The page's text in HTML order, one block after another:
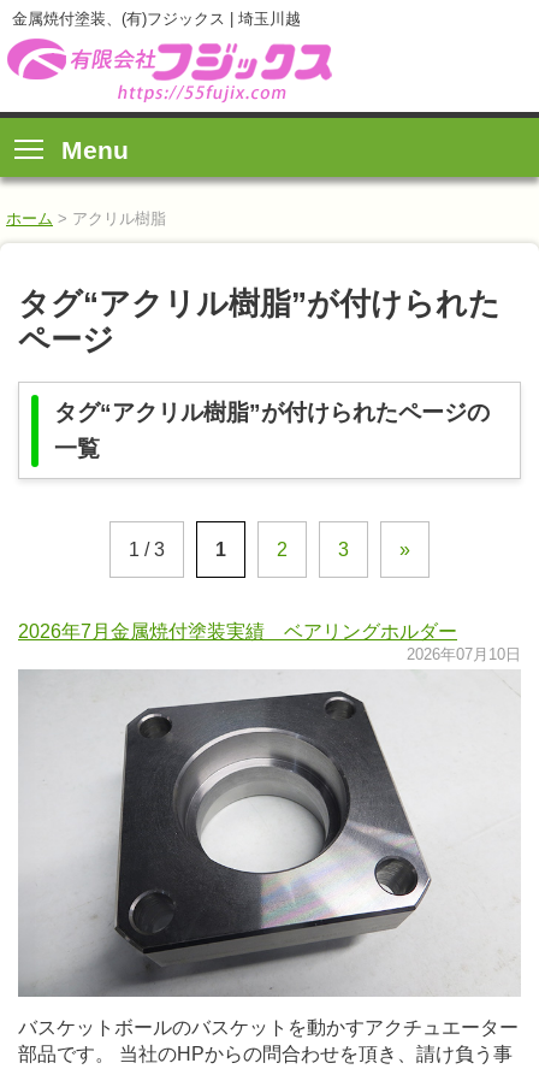
金属焼付塗装、(有)フジックス | 埼玉川越
Menu
ホーム > アクリル樹脂
タグ“アクリル樹脂”が付けられた
ページ
タグ“アクリル樹脂”が付けられたページの
一覧
1 / 3 1 2 3 »
2026年7月金属焼付塗装実績 ベアリングホルダー
2026年07月10日
バスケットボールのバスケットを動かすアクチュエーター
部品です。 当社のHPからの問合わせを頂き、請け負う事